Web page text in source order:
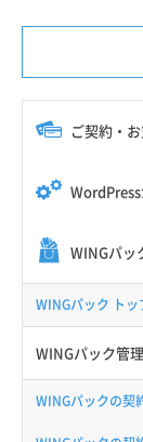
ご契約・
WINGパッ
WINGパック トッ
WINGパック管理
WINGパックの契